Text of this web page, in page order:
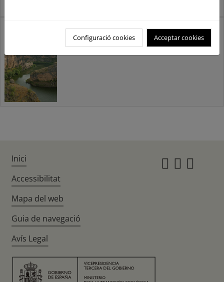
Seguimiento del Estado de las
Aguas SuperficialesConfiguració cookies Acceptar cookies
Inici
Accessibilitat
Mapa del web
Guia de navegació
Avís Legal